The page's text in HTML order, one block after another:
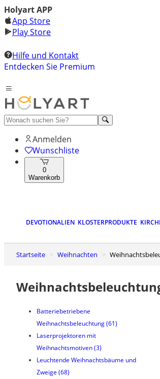
Holyart APP
App Store
Play Store
Hilfe und Kontakt
Entdecken Sie Premium
Anmelden
Wunschliste
0
Warenkorb
DEVOTIONALIEN KLOSTERPRODUKTE
Startseite Weihnachten
Batteriebetriebene
Weihnachtsbeleuchtung(61)
Laserprojektoren mit
Weihnachtsmotiven(3)
Leuchtende Weihnachtsbäume und
Zweige (68)